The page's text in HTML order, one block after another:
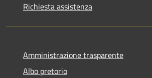
Richiesta assistenza
Amministrazione trasparente
Albo pretorio